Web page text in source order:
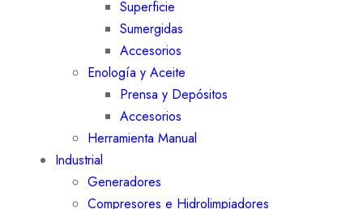
Superficie
Sumergidas
Accesorios
Enología y Aceite
Prensa y Depósitos
Accesorios
Herramienta Manual
Industrial
Generadores
Compresores e Hidrolimpiadores